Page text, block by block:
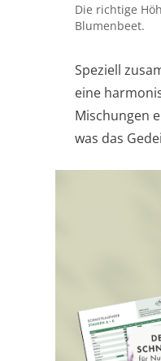
Die richtige
Blumenbeet.
Speziell
eine
Mischungen
was das